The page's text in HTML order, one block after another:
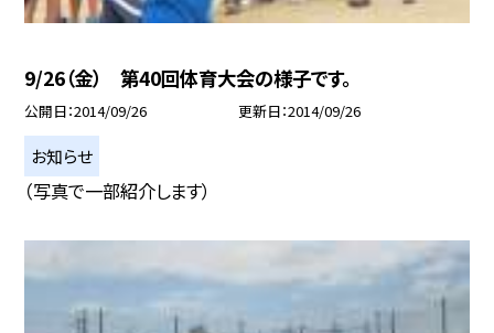
9/26（金） 第40回体育大会の様子です。
公開日 2014/09/26 更新日 2014/09/26
お知らせ
（写真で一部紹介します）